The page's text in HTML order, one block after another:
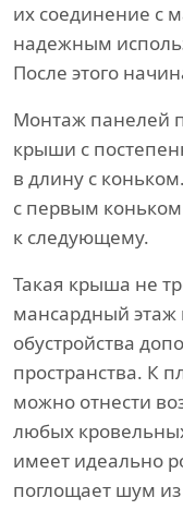
их соединение с
надежным
После этого
Монтаж панелей
крыши с
в длину с
с первым
к следующему.
Такая крыша не
мансардный этаж
обустройства
пространства. К
можно отнести
любых
имеет идеально
поглощает шум